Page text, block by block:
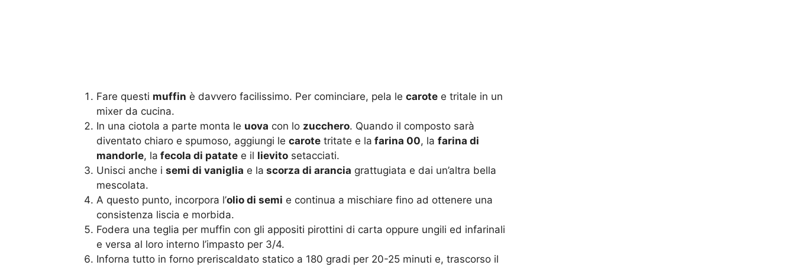
Fare questi muffin è davvero facilissimo. Per cominciare, pela le carote e tritale in un
mixer da cucina.
In una ciotola a parte monta le uova con lo zucchero. Quando il composto sarà
diventato chiaro e spumoso, aggiungi le carote tritate e la farina 00, la farina di
mandorle, la fecola di patate e il lievito setacciati.
Unisci anche i semi di vaniglia e la scorza di arancia grattugiata e dai un’altra bella
mescolata.
A questo punto, incorpora l’olio di semi e continua a mischiare fino ad ottenere una
consistenza liscia e morbida.
Fodera una teglia per muffin con gli appositi pirottini di carta oppure ungili ed infarinali
e versa al loro interno l’impasto per 3/4.
Inforna tutto in forno preriscaldato statico a 180 gradi per 20-25 minuti e, trascorso il